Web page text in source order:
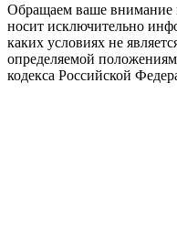
Обращаем ваше внимание
носит исключительно
каких условиях не
определяемой
кодекса Российской